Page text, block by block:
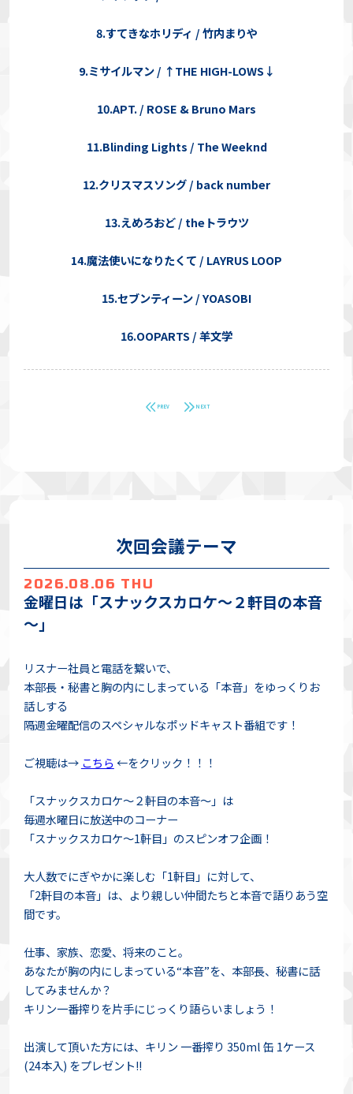
8.すてきなホリディ / 竹内まりや
9.ミサイルマン / ↑THE HIGH-LOWS↓
10.APT. / ROSE & Bruno Mars
11.Blinding Lights / The Weeknd
12.クリスマスソング / back number
13.えめろおど / theトラウツ
14.魔法使いになりたくて / LAYRUS LOOP
15.セブンティーン / YOASOBI
16.OOPARTS / 羊文学
PREV NEXT
次回会議テーマ
2026.08.06 THU
金曜日は「スナックスカロケ～２軒目の本音
～」
リスナー社員と電話を繋いで、
本部長・秘書と胸の内にしまっている「本音」をゆっくりお
話しする
隔週金曜配信のスペシャルなポッドキャスト番組です！
ご視聴は→ こちら ←をクリック！！！
「スナックスカロケ～２軒目の本音～」は
毎週水曜日に放送中のコーナー
「スナックスカロケ～1軒目」のスピンオフ企画！
大人数でにぎやかに楽しむ「1軒目」に対して、
「2軒目の本音」は、より親しい仲間たちと本音で語りあう空
間です。
仕事、家族、恋愛、将来のこと。
あなたが胸の内にしまっている“本音”を、本部長、秘書に話
してみませんか？
キリン一番搾りを片手にじっくり語らいましょう！
出演して頂いた方には、キリン 一番搾り 350ml 缶 1ケース
(24本入) をプレゼント!!